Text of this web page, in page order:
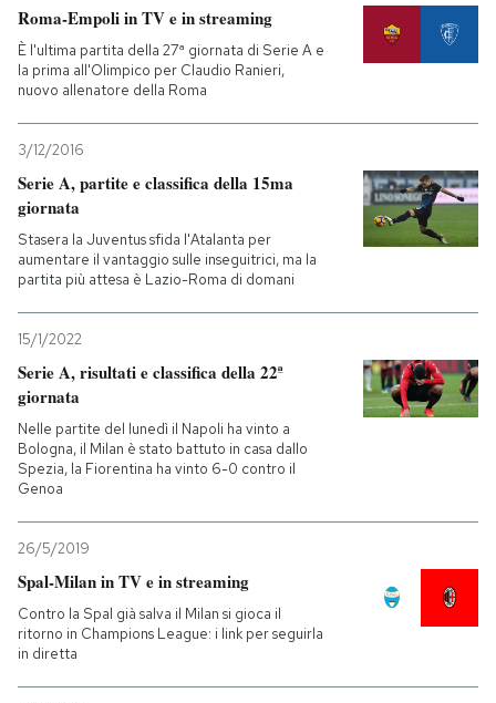
NEWSLETTER
I MIEI PREFERITI
SHOP
CALENDARIO
AREA PERSONALE
Entra
Roma-Empoli in TV e in streaming
È l'ultima partita della 27ª giornata di Serie A e
la prima all'Olimpico per Claudio Ranieri,
nuovo allenatore della Roma
3/12/2016
Serie A, partite e classifica della 15ma
giornata
Stasera la Juventus sfida l'Atalanta per
aumentare il vantaggio sulle inseguitrici, ma la
partita più attesa è Lazio-Roma di domani
15/1/2022
Serie A, risultati e classifica della 22ª
giornata
Nelle partite del lunedì il Napoli ha vinto a
Bologna, il Milan è stato battuto in casa dallo
Spezia, la Fiorentina ha vinto 6-0 contro il
Genoa
26/5/2019
Spal-Milan in TV e in streaming
Contro la Spal già salva il Milan si gioca il
ritorno in Champions League: i link per seguirla
in diretta